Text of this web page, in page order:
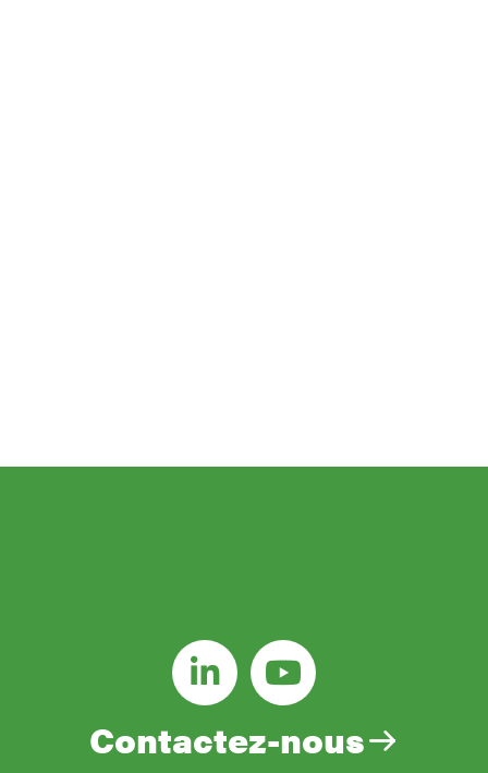
NOS NOUVEAUTÉS DIRECTEMENT DANS
Contactez-nous